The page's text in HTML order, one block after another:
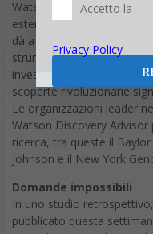
Watson Group.
estensione
dà a ricercatori,
strumento potente che
investimenti effettuati
scoperte rivoluzionarie
Le organizzazioni leader
Watson Discovery
ricerca, tra queste il
Johnson e il New York
Domande impossibili
In uno studio
pubblicato questa
Accetto la
Privacy Policy